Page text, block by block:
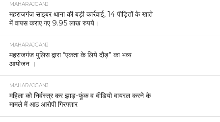
MAHARAJGANJ
महराजगंज साइबर थाना की बड़ी कार्रवाई, 14 पीड़ितों के खाते
में वापस कराए गए 9.95 लाख रुपये।
MAHARAJGANJ
महराजगंज पुलिस द्वारा “एकता के लिये दौड़” का भव्य
आयोजन ।
MAHARAJGANJ
महिला को निर्वस्त्र कर झाड़-फूंक व वीडियो वायरल करने के
मामले में आठ आरोपी गिरफ्तार